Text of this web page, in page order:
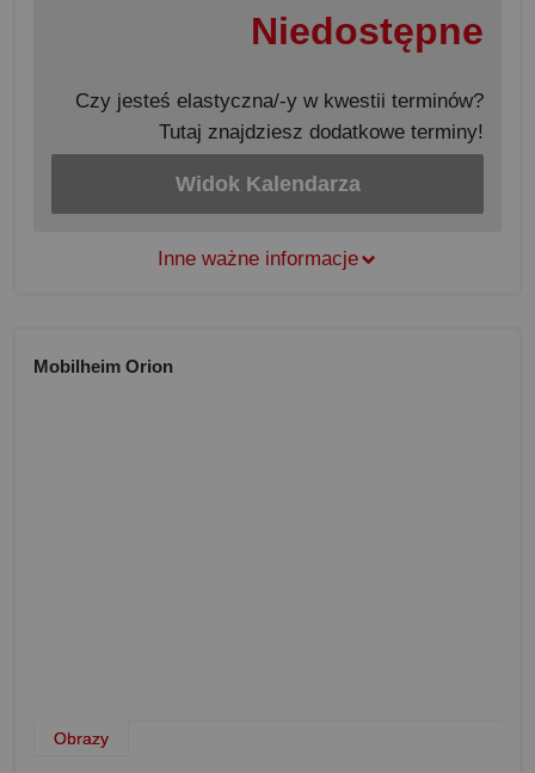
Niedostępne
Czy jesteś elastyczna/-y w kwestii terminów?
Tutaj znajdziesz dodatkowe terminy!
Widok Kalendarza
Inne ważne informacje
Mobilheim Orion
Obrazy